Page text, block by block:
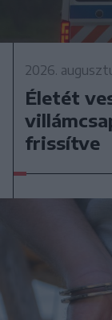
2026.
Életét
frissítve